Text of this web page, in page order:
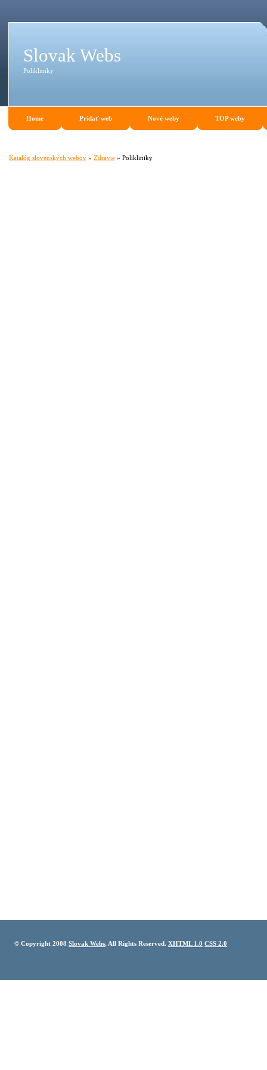
Slovak Webs
Polikliniky
Home Pridať web Nové weby TOP weby
Katalóg slovenských webov » Zdravie » Polikliniky
© Copyright 2008 Slovak Webs, All Rights Reserved. XHTML 1.0 CSS 2.0